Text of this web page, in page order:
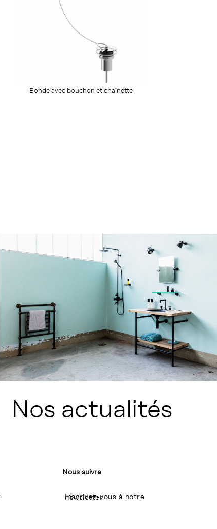
Bonde avec bouchon et chaînette
Nos actualités
Nous suivre
Inscrivez-vous à notre newsletter